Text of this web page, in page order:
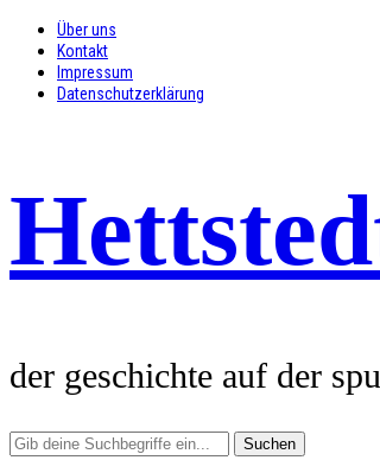
Über uns
Kontakt
Impressum
Datenschutz­erklärung
der geschichte auf der